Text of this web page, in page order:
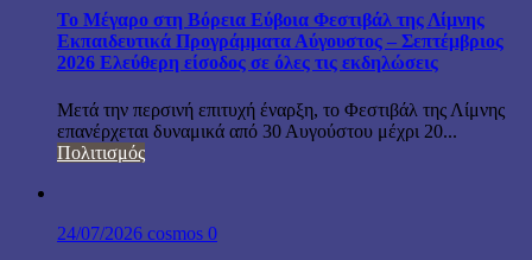
Το Μέγαρο στη Βόρεια Εύβοια Φεστιβάλ της Λίμνης
Εκπαιδευτικά Προγράμματα Αύγουστος – Σεπτέμβριος
2026 Ελεύθερη είσοδος σε όλες τις εκδηλώσεις
Μετά την περσινή επιτυχή έναρξη, το Φεστιβάλ της Λίμνης
επανέρχεται δυναμικά από 30 Αυγούστου μέχρι 20...
Πολιτισμός
24/07/2026 cosmos 0